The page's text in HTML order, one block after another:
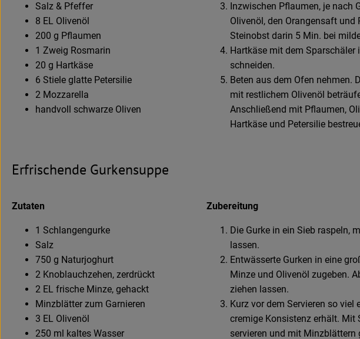
Salz & Pfeffer
8 EL Olivenöl
200 g Pflaumen
1 Zweig Rosmarin
20 g Hartkäse
6 Stiele glatte Petersilie
2 Mozzarella
handvoll schwarze Oliven
Inzwischen Pflaumen, je nach
Olivenöl, den Orangensaft
Steinobst darin 5 Min. bei
Hartkäse mit dem
schneiden.
Beten aus dem Ofen nehmen.
mit restlichem Olivenöl
Anschließend mit Pflaumen,
Hartkäse und Petersilie
Erfrischende Gurkensuppe
Zutaten
1 Schlangengurke
Salz
750 g Naturjoghurt
2 Knoblauchzehen, zerdrückt
2 EL frische Minze, gehackt
Minzblätter zum Garnieren
3 EL Olivenöl
250 ml kaltes Wasser
Zubereitung
Die Gurke in ein Sieb raspeln,
lassen.
Entwässerte Gurken in eine
Minze und Olivenöl zugeben.
ziehen lassen.
Kurz vor dem Servieren so
cremige Konsistenz erhält.
servieren und mit Minzblättern